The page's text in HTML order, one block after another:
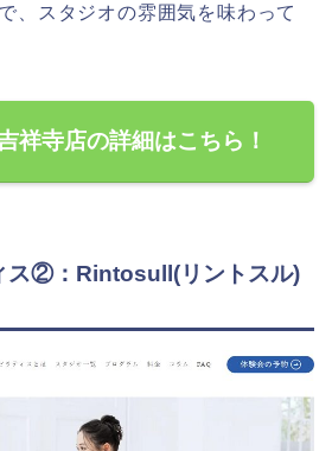
、スタジオの雰囲気を味わって
祥寺店の詳細はこちら！
ス②：Rintosull(リントスル)